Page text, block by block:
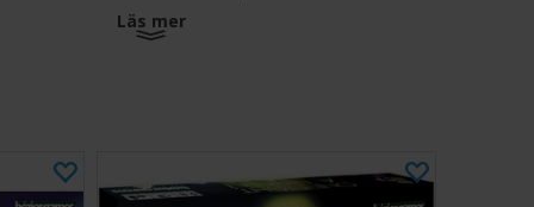
med följande spel: One Night Ultimate
och en detaljerad referenslista för allt nytt innehåll.
Läs mer